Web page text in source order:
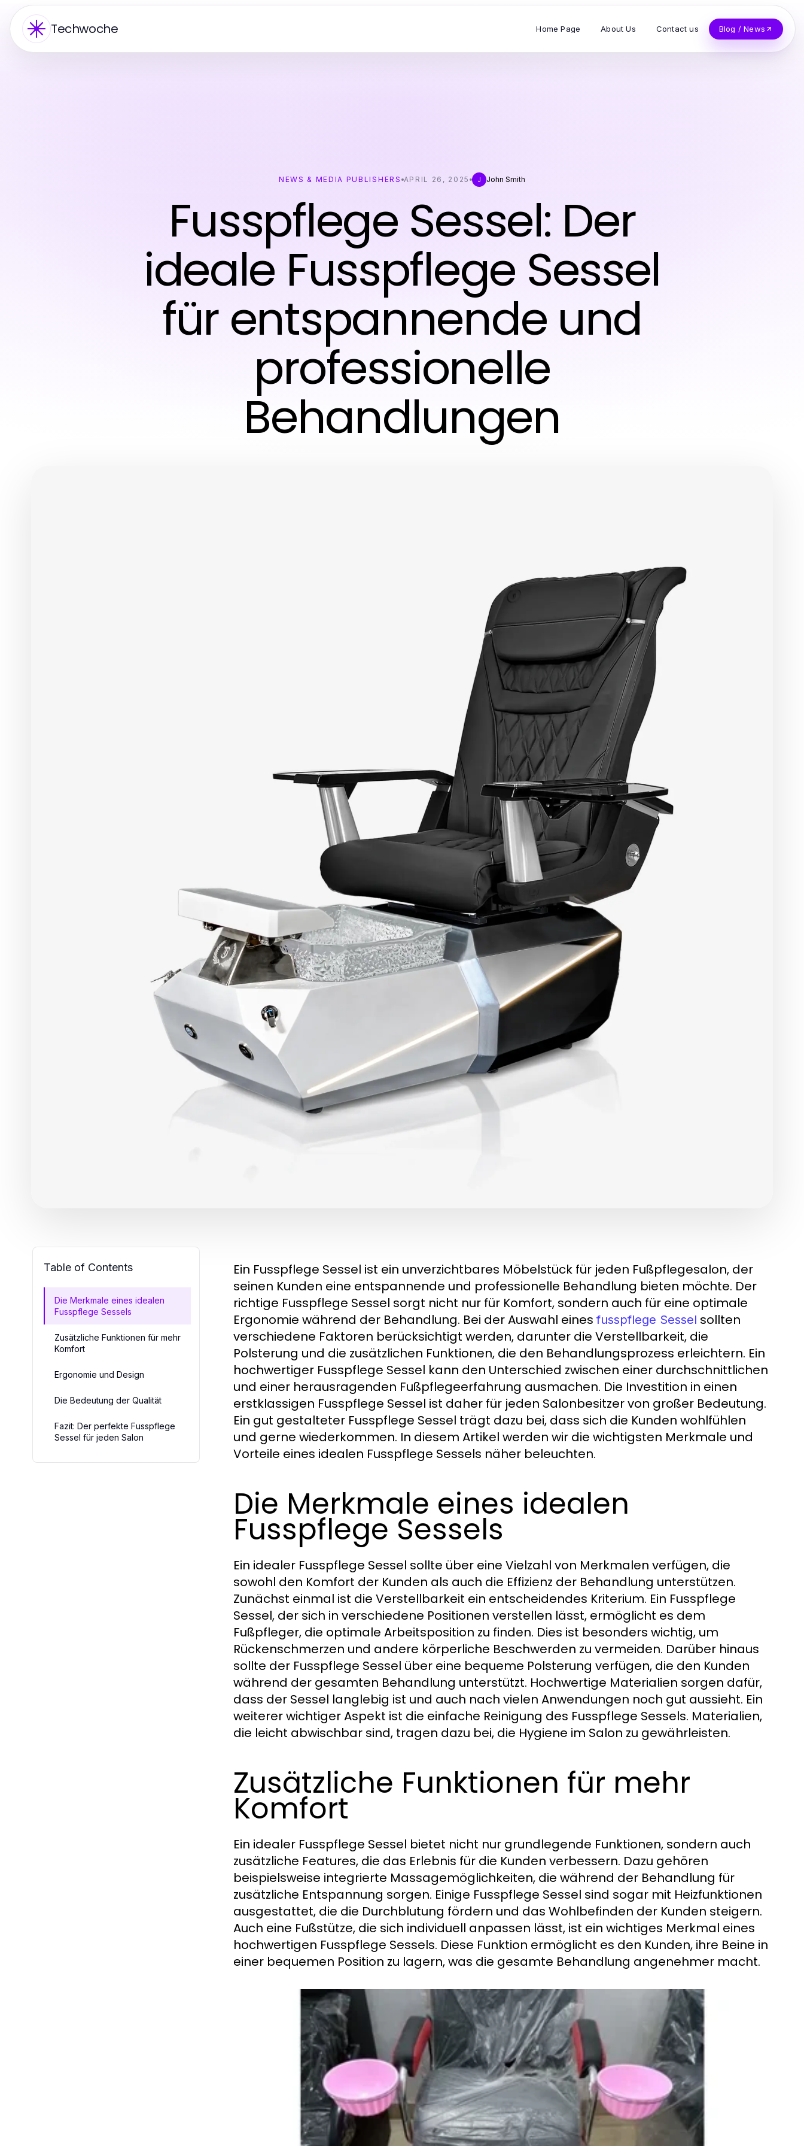
Techwoche Home Page About Us Contact us Blog / News
NEWS & MEDIA PUBLISHERS APRIL 26, 2025 J John Smith
Fusspflege Sessel: Der
ideale Fusspflege Sessel
für entspannende und
professionelle
Behandlungen
Table of Contents
Die Merkmale eines idealen
Fusspflege Sessels
Zusätzliche Funktionen für mehr
Komfort
Ergonomie und Design
Die Bedeutung der Qualität
Fazit: Der perfekte Fusspflege
Sessel für jeden Salon
Ein Fusspflege Sessel ist ein unverzichtbares Möbelstück für jeden Fußpflegesalon, der
seinen Kunden eine entspannende und professionelle Behandlung bieten möchte. Der
richtige Fusspflege Sessel sorgt nicht nur für Komfort, sondern auch für eine optimale
Ergonomie während der Behandlung. Bei der Auswahl einesfusspflege Sessel sollten
verschiedene Faktoren berücksichtigt werden, darunter die Verstellbarkeit, die
Polsterung und die zusätzlichen Funktionen, die den Behandlungsprozess erleichtern. Ein
hochwertiger Fusspflege Sessel kann den Unterschied zwischen einer durchschnittlichen
und einer herausragenden Fußpflegeerfahrung ausmachen. Die Investition in einen
erstklassigen Fusspflege Sessel ist daher für jeden Salonbesitzer von großer Bedeutung.
Ein gut gestalteter Fusspflege Sessel trägt dazu bei, dass sich die Kunden wohlfühlen
und gerne wiederkommen. In diesem Artikel werden wir die wichtigsten Merkmale und
Vorteile eines idealen Fusspflege Sessels näher beleuchten.
Die Merkmale eines idealen
Fusspflege Sessels
Ein idealer Fusspflege Sessel sollte über eine Vielzahl von Merkmalen verfügen, die
sowohl den Komfort der Kunden als auch die Effizienz der Behandlung unterstützen.
Zunächst einmal ist die Verstellbarkeit ein entscheidendes Kriterium. Ein Fusspflege
Sessel, der sich in verschiedene Positionen verstellen lässt, ermöglicht es dem
Fußpfleger, die optimale Arbeitsposition zu finden. Dies ist besonders wichtig, um
Rückenschmerzen und andere körperliche Beschwerden zu vermeiden. Darüber hinaus
sollte der Fusspflege Sessel über eine bequeme Polsterung verfügen, die den Kunden
während der gesamten Behandlung unterstützt. Hochwertige Materialien sorgen dafür,
dass der Sessel langlebig ist und auch nach vielen Anwendungen noch gut aussieht. Ein
weiterer wichtiger Aspekt ist die einfache Reinigung des Fusspflege Sessels. Materialien,
die leicht abwischbar sind, tragen dazu bei, die Hygiene im Salon zu gewährleisten.
Zusätzliche Funktionen für mehr
Komfort
Ein idealer Fusspflege Sessel bietet nicht nur grundlegende Funktionen, sondern auch
zusätzliche Features, die das Erlebnis für die Kunden verbessern. Dazu gehören
beispielsweise integrierte Massagemöglichkeiten, die während der Behandlung für
zusätzliche Entspannung sorgen. Einige Fusspflege Sessel sind sogar mit Heizfunktionen
ausgestattet, die die Durchblutung fördern und das Wohlbefinden der Kunden steigern.
Auch eine Fußstütze, die sich individuell anpassen lässt, ist ein wichtiges Merkmal eines
hochwertigen Fusspflege Sessels. Diese Funktion ermöglicht es den Kunden, ihre Beine in
einer bequemen Position zu lagern, was die gesamte Behandlung angenehmer macht.